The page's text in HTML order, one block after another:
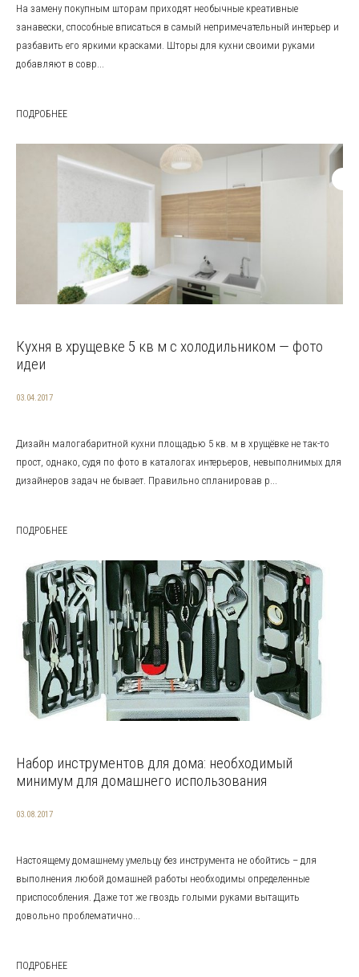
На замену покупным шторам приходят необычные креативные
занавески, способные вписаться в самый непримечательный интерьер и
разбавить его яркими красками. Шторы для кухни своими руками
добавляют в совр...
ПОДРОБНЕЕ
Кухня в хрущевке 5 кв м с холодильником — фото
идеи
03.04.2017
Дизайн малогабаритной кухни площадью 5 кв. м в хрущёвке не так-то
прост, однако, судя по фото в каталогах интерьеров, невыполнимых для
дизайнеров задач не бывает. Правильно спланировав р...
ПОДРОБНЕЕ
Набор инструментов для дома: необходимый
минимум для домашнего использования
03.08.2017
Настоящему домашнему умельцу без инструмента не обойтись – для
выполнения любой домашней работы необходимы определенные
приспособления. Даже тот же гвоздь голыми руками вытащить
довольно проблематично...
ПОДРОБНЕЕ